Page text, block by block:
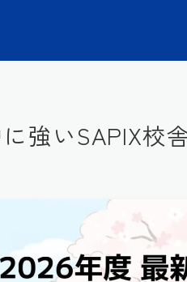
に強いSAPIX